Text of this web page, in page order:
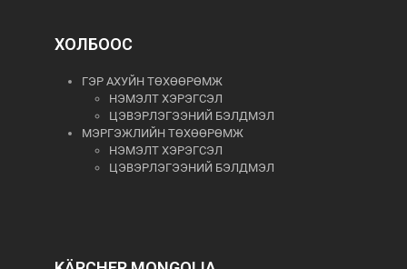
ХОЛБООС
ГЭР АХУЙН ТӨХӨӨРӨМЖ
НЭМЭЛТ ХЭРЭГСЭЛ
ЦЭВЭРЛЭГЭЭНИЙ БЭЛДМЭЛ
МЭРГЭЖЛИЙН ТӨХӨӨРӨМЖ
НЭМЭЛТ ХЭРЭГСЭЛ
ЦЭВЭРЛЭГЭЭНИЙ БЭЛДМЭЛ